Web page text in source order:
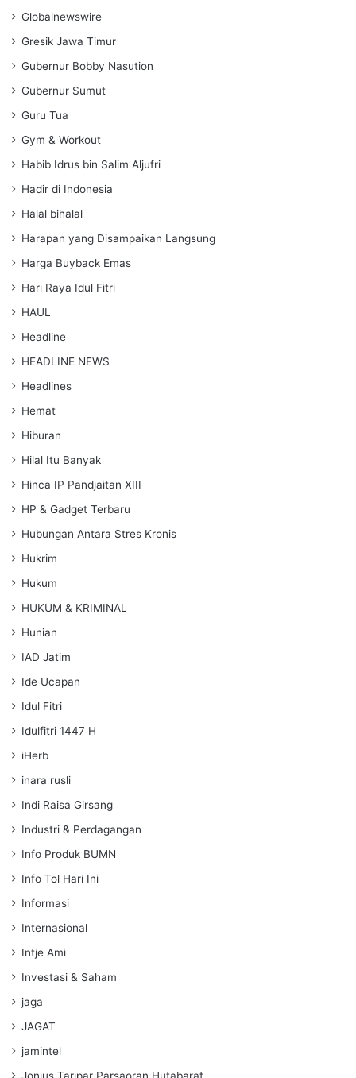
Globalnewswire
Gresik Jawa Timur
Gubernur Bobby Nasution
Gubernur Sumut
Guru Tua
Gym & Workout
Habib Idrus bin Salim Aljufri
Hadir di Indonesia
Halal bihalal
Harapan yang Disampaikan Langsung
Harga Buyback Emas
Hari Raya Idul Fitri
HAUL
Headline
HEADLINE NEWS
Headlines
Hemat
Hiburan
Hilal Itu Banyak
Hinca IP Pandjaitan XIII
HP & Gadget Terbaru
Hubungan Antara Stres Kronis
Hukrim
Hukum
HUKUM & KRIMINAL
Hunian
IAD Jatim
Ide Ucapan
Idul Fitri
Idulfitri 1447 H
iHerb
inara rusli
Indi Raisa Girsang
Industri & Perdagangan
Info Produk BUMN
Info Tol Hari Ini
Informasi
Internasional
Intje Ami
Investasi & Saham
jaga
JAGAT
jamintel